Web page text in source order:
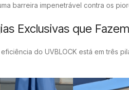
barreira impenetrável contra os
Exclusivas que
do UVBLOCK está em três